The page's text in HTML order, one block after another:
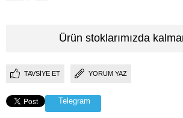
Ürün stoklarımızda
TAVSIYE ET YORUM YAZ
Telegram